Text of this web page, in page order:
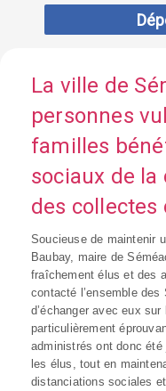
La ville de
personnes
familles
sociaux de
des collectes
Soucieuse de maintenir
Baubay, maire de
fraîchement élus et des
contacté l’ensemble
d’échanger avec eux
particulièrement
administrés ont donc
les élus, tout en
distanciations sociales